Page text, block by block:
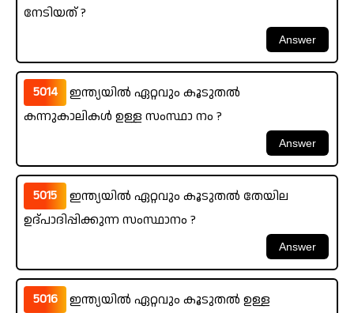
നേടിയത് ?
5014
ഇന്ത്യയിൽ ഏറ്റവും കൂടുതൽ
കന്നുകാലികൾ ഉള്ള സംസ്ഥാ നം ?
5015
ഇന്ത്യയിൽ ഏറ്റവും കൂടുതൽ തേയില
ഉദ്‌പാദിപ്പിക്കുന്ന സംസ്ഥാനം ?
5016
ഇന്ത്യയിൽ ഏറ്റവും കൂടുതൽ ഉള്ള